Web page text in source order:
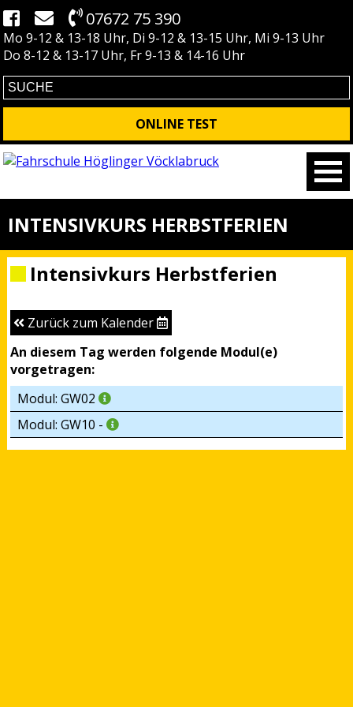
07672 75 390
Mo 9-12 & 13-18 Uhr, Di 9-12 & 13-15 Uhr, Mi 9-13 Uhr
Do 8-12 & 13-17 Uhr, Fr 9-13 & 14-16 Uhr
ONLINE TEST
INTENSIVKURS HERBSTFERIEN
Intensivkurs Herbstferien
Zurück zum Kalender
An diesem Tag werden folgende Modul(e)
vorgetragen:
Modul: GW02
Modul: GW10 -